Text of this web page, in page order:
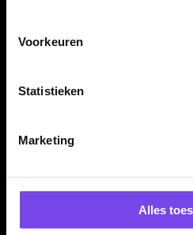
Voorkeuren
Statistieken
Marketing
Alles
Dartpijlen